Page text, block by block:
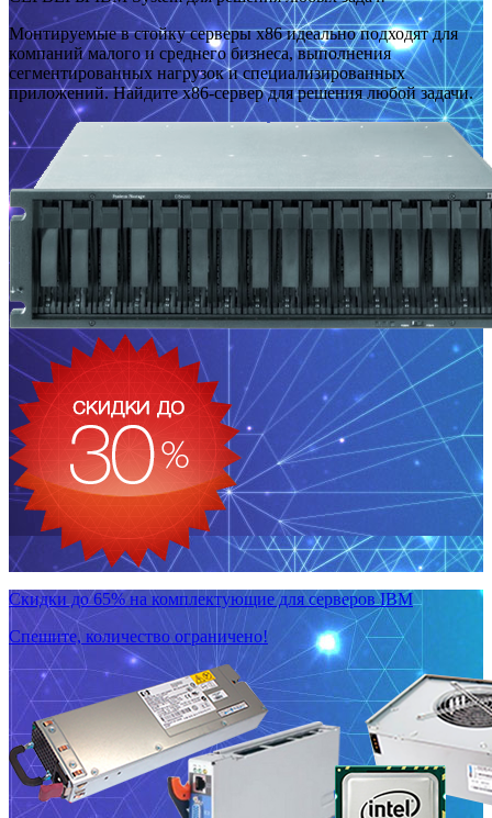
Монтируемые в стойку серверы x86 идеально подходят для
компаний малого и среднего бизнеса, выполнения
сегментированных нагрузок и специализированных
приложений. Найдите x86-сервер для решения любой задачи.
Скидки до 65% на комплектующие для серверов IBM
Спешите, количество ограничено!